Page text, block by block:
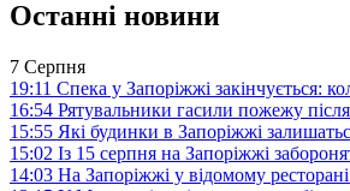
Останні новини
7 Серпня
19:11 Спека у Запоріжжі закінчується:
16:54 Рятувальники гасили пожежу
15:55 Які будинки в Запоріжжі
15:02 Із 15 серпня на Запоріжжі
14:03 На Запоріжжі у відомому